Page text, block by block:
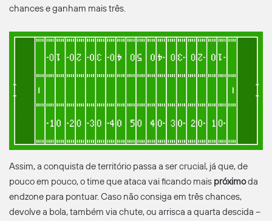
chances e ganham mais três.
Assim, a conquista de território passa a ser crucial, já que, de
pouco em pouco, o time que ataca vai ficando mais próximoda
endzone para pontuar. Caso não consiga em três chances,
devolve a bola, também via chute, ou arrisca a quarta descida –